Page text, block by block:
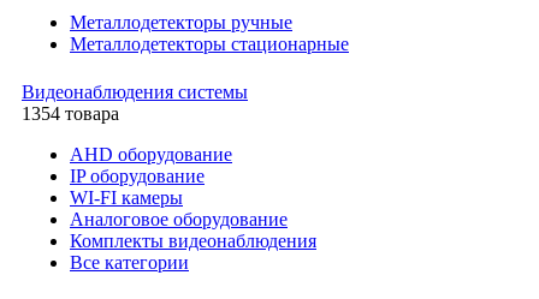
Металлодетекторы ручные
Металлодетекторы стационарные
Видеонаблюдения cистемы
1354 товара
AHD оборудование
IP оборудование
WI-FI камеры
Аналоговое оборудование
Комплекты видеонаблюдения
Все категории